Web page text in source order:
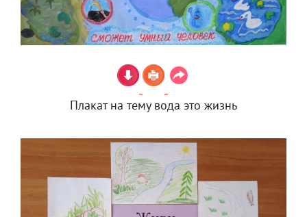
Плакат на тему вода это жизнь